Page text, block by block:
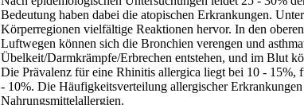
Bedeutung haben dabei die atopischen Erkrankungen.
Körperregionen vielfältige Reaktionen hervor. In den
Luftwegen können sich die Bronchien verengen und
Übelkeit/Darmkrämpfe/Erbrechen entstehen, und im Blut
Die Prävalenzfür eine Rhinitis allergica liegt bei 10 - 15%,
- 10%. Die Häufigkeitsverteilung allergischer
Nahrungsmittelallergien.